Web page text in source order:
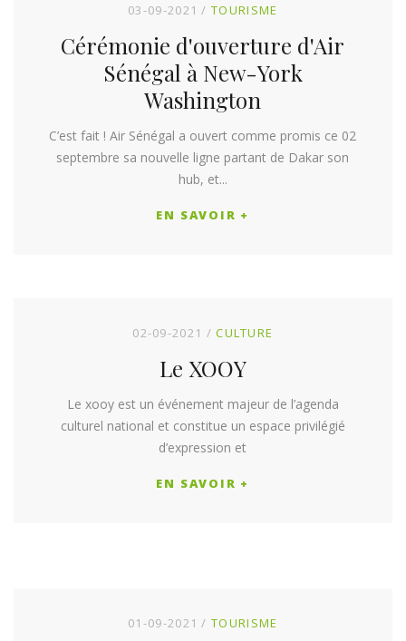
03-09-2021 TOURISME
Cérémonie d'ouverture d'Air
Sénégal à New-York
Washington
C’est fait ! Air Sénégal a ouvert comme promis ce 02
septembre sa nouvelle ligne partant de Dakar son
hub, et...
EN SAVOIR +
02-09-2021 CULTURE
Le XOOY
Le xooy est un événement majeur de l’agenda
culturel national et constitue un espace privilégié
d’expression et
EN SAVOIR +
01-09-2021 TOURISME